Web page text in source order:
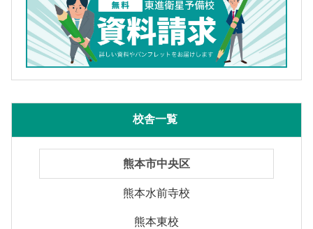
校舎一覧
熊本市中央区
熊本水前寺校
熊本東校